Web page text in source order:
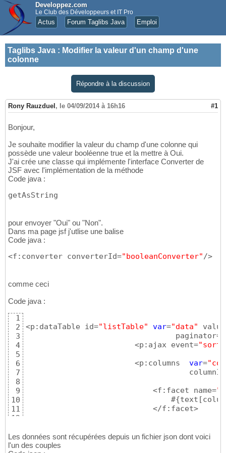
Developpez.com
Le Club des Développeurs et IT Pro
Actus Forum Taglibs Java Emploi
Taglibs Java : Modifier la valeur d'un champ d'une
colonne
Répondre à la discussion
Rony Rauzduel , le 04/09/2014 à 16h16 #1
Bonjour,
Je souhaite modifier la valeur du champ d'une colonne qui
possède une valeur booléenne true et la mettre à Oui.
J'ai crée une classe qui implémente l'interface Converter de
JSF avec l'implémentation de la méthode
Code java :
getAsString
pour envoyer "Oui" ou "Non".
Dans ma page jsf j'utlise une balise
Code java :
<f:converter converterId="booleanConverter"/>
comme ceci
Code java :
1
2
3
4
5
6
7
8
9
10
11
12
14
15
<p:dataTable id="listTable" var="data"
                                 paginator=
                        <p:ajax event=
"sort"
                        <p:columns
var=
                            <f:facet name=
                                #
{text [
                            </f:facet>
Les données sont récupérées depuis un fichier json dont voici
l'un des couples